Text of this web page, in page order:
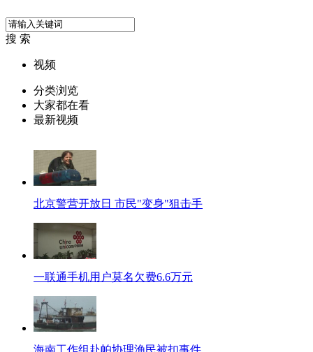
搜 索
视频
分类浏览
大家都在看
最新视频
北京警营开放日 市民"变身"狙击手
一联通手机用户莫名欠费6.6万元